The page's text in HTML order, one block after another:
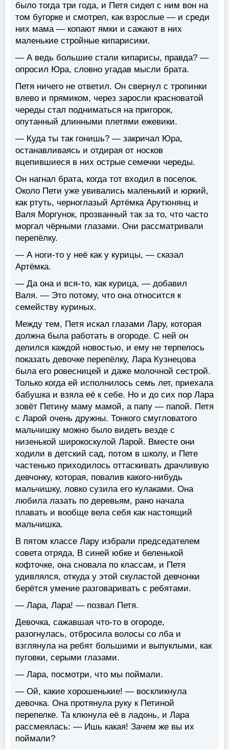
было тогда три года, и Петя сидел с ним вон на
том бугорке и смотрел, как взрослые — и среди
них мама — копают ямки и сажают в них
маленькие стройные кипарисики.
— А ведь большие стали кипарисы, правда? —
опросил Юра, словно угадав мысли брата.
Петя ничего не ответил. Он свернул с тропинки
влево и прямиком, через заросли красноватой
череды стал подниматься на пригорок,
опутанный длинными плетями ежевики.
— Куда ты так гонишь? — закричал Юра,
останавливаясь и отдирая от носков
вцепившиеся в них острые семечки череды.
Он нагнал брата, когда тот входил в поселок.
Около Пети уже увивались маленький и юркий,
как ртуть, черноглазый Артёмка Арутюнянц и
Валя Моргунок, прозванный так за то, что часто
моргал чёрными глазами. Они рассматривали
перепёлку.
— А ноги-то у неё как у курицы, — сказал
Артёмка.
— Да она и вся-то, как курица, — добавил
Валя. — Это потому, что она относится к
семейству куриных.
Между тем, Петя искал глазами Лару, которая
должна была работать в огороде. С ней он
делился каждой новостью, и ему не терпелось
показать девочке перепёлку, Лара Кузнецова
была его ровесницей и даже молочной сестрой.
Только когда ей исполнилось семь лет, приехала
бабушка и взяла её к себе. Но и до сих пор Лара
зовёт Петину маму мамой, а папу — папой. Петя
с Ларой очень дружны. Тонкого смугловатого
мальчишку можно было видеть везде с
низенькой широкоскулой Ларой. Вместе они
ходили в детский сад, потом в школу, и Пете
частенько приходилось оттаскивать драчливую
девчонку, которая, повалив какого-нибудь
мальчишку, ловко сузила его кулаками. Она
любила лазать по деревьям, рано начала
плавать и вообще вела себя как настоящий
мальчишка.
В пятом классе Лару избрали председателем
совета отряда, В синей юбке и беленькой
кофточке, она сновала по классам, и Петя
удивлялся, откуда у этой скуластой девчонки
берётся умение разговаривать с ребятами.
— Лара, Лара! — позвал Петя.
Девочка, сажавшая что-то в огороде,
разогнулась, отбросила волосы со лба и
взглянула на ребят большими и выпуклыми, как
пуговки, серыми глазами.
— Лара, посмотри, что мы поймали.
— Ой, какие хорошенькие! — воскликнула
девочка. Она протянула руку к Петиной
перепелке. Та клюнула её в ладонь, и Лара
рассмеялась: — Ишь какая! Зачем же вы их
поймали?